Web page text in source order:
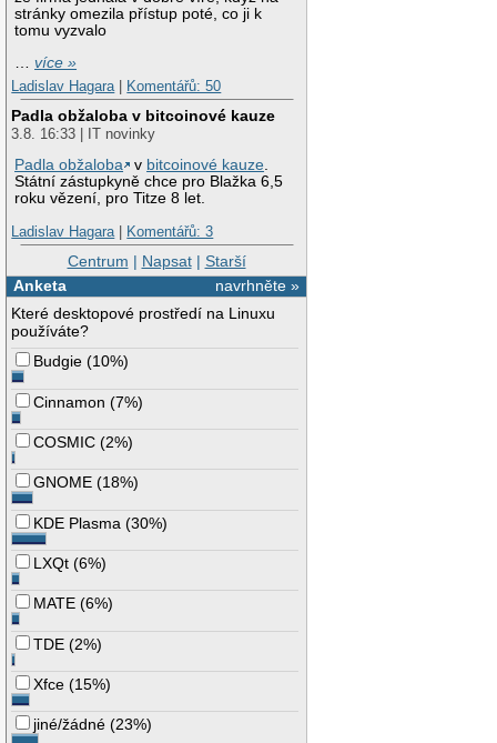
stránky omezila přístup poté, co ji k
tomu vyzvalo
…více »
Ladislav Hagara| Komentářů: 50
Padla obžaloba v bitcoinové kauze
3.8. 16:33 | IT novinky
Padla obžaloba
v bitcoinové kauze.
Státní zástupkyně chce pro Blažka 6,5
roku vězení, pro Titze 8 let.
Ladislav Hagara| Komentářů: 3
Centrum | Napsat| Starší
navrhněte »
Anketa
Které desktopové prostředí na Linuxu
používáte?
Budgie (10%)
Cinnamon (7%)
COSMIC (2%)
GNOME (18%)
KDE Plasma (30%)
LXQt (6%)
MATE (6%)
TDE (2%)
Xfce (15%)
jiné/žádné (23%)